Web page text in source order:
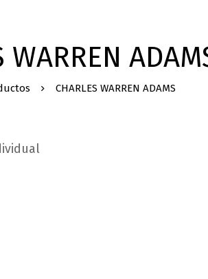
WARREN
CHARLES WARREN ADAMS